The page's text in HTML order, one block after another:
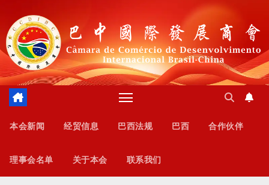
内
本会新闻 经贸信息 巴西法规 巴西 合作伙伴
理事会名单 关于本会 联系我们